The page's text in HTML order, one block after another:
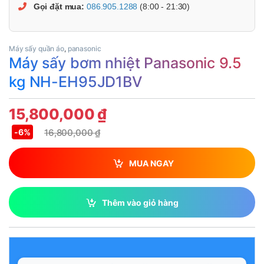
Gọi đặt mua: 086.905.1288 (8:00 - 21:30)
Máy sấy quần áo, panasonic
Máy sấy bơm nhiệt Panasonic 9.5
kg NH-EH95JD1BV
15,800,000 ₫
16,800,000₫
-6%
MUA NGAY
Thêm vào giỏ hàng